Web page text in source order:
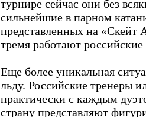
турнире сейчас они без
сильнейшие в парном
представленных на «Скейт
тремя работают
Еще более уникальная
льду. Российские тренеры
практически с каждым
страну представляют